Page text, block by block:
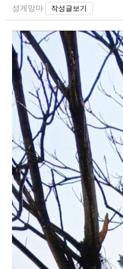
성게앙마 작성글보기